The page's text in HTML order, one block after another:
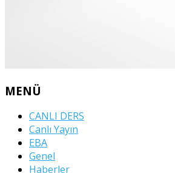
MENÜ
CANLI DERS
Canlı Yayın
EBA
Genel
Haberler